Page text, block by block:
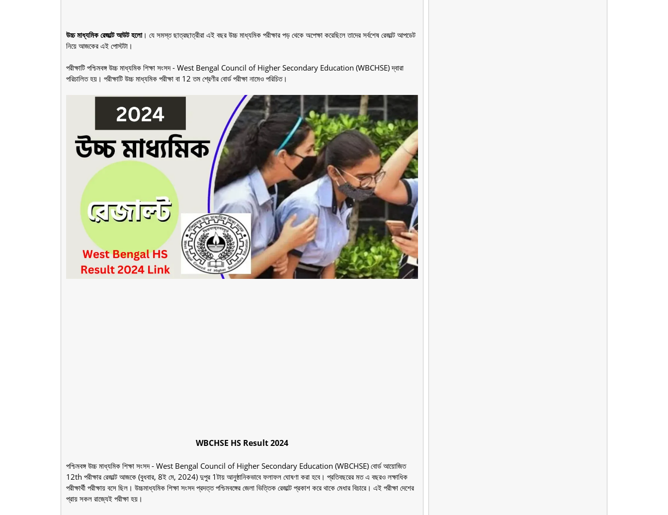
উচ্চ মাধ্যমিক রেজাল্ট আউট হলো। যে সমস্ত ছাত্রছাত্রীরা এই বছর উচ্চ মাধ্যমিক পরীক্ষার পড় থেকে অপেক্ষা করেছিলে তাদের সর্বশেষ রেজাল্ট আপডেট
নিয়ে আজকের এই পোস্টটা।
পরীক্ষাটি পশ্চিমবঙ্গ উচ্চ মাধ্যমিক শিক্ষা সংসদ - West Bengal Council of Higher Secondary Education (WBCHSE) দ্বারা
পরিচালিত হয়। পরীক্ষাটি উচ্চ মাধ্যমিক পরীক্ষা বা 12 তম শ্রেণীর বোর্ড পরীক্ষা নামেও পরিচিত।
WBCHSE HS Result 2024
পশ্চিমবঙ্গ উচ্চ মাধ্যমিক শিক্ষা সংসদ - West Bengal Council of Higher Secondary Education (WBCHSE) বোর্ড আয়োজিত
12th পরীক্ষার রেজাল্ট আজকে (বুধবার, 8ই মে, 2024) দুপুর 1টায় আনুষ্ঠানিকভাবে ফলাফল ঘোষণা করা হবে। প্রতিবছরের মত এ বছরও লক্ষাধিক
পরীক্ষার্থী পরীক্ষায় বসে ছিল। উচ্চমাধ্যমিক শিক্ষা সংসদ প্রদত্ত পশ্চিমবঙ্গের জেলা ভিত্তিক রেজাল্ট প্রকাশ করে থাকে মেধার বিচারে। এই পরীক্ষা দেশের
প্রায় সকল রাজ্যেই পরীক্ষা হয়।